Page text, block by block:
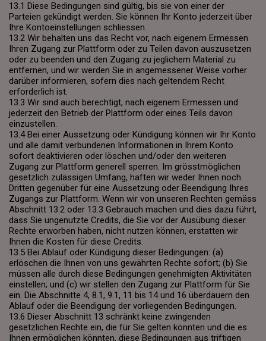
13.1 Diese Bedingungen sind gültig, bis sie von einer der
Parteien gekündigt werden. Sie können Ihr Konto jederzeit über
Ihre Kontoeinstellungen schliessen.
13.2 Wir behalten uns das Recht vor, nach eigenem Ermessen
Ihren Zugang zur Plattform oder zu Teilen davon auszusetzen
oder zu beenden und den Zugang zu jeglichem Material zu
entfernen, und wir werden Sie in angemessener Weise vorher
darüber informieren, sofern dies nach geltendem Recht
erforderlich ist.
13.3 Wir sind auch berechtigt, nach eigenem Ermessen und
jederzeit den Betrieb der Plattform oder eines Teils davon
einzustellen.
13.4 Bei einer Aussetzung oder Kündigung können wir Ihr Konto
und alle damit verbundenen Informationen in Ihrem Konto
sofort deaktivieren oder löschen und/oder den weiteren
Zugang zur Plattform generell sperren. Im grösstmöglichen
gesetzlich zulässigen Umfang, haften wir weder Ihnen noch
Dritten gegenüber für eine Aussetzung oder Beendigung Ihres
Zugangs zur Plattform. Wenn wir von unseren Rechten gemäss
Abschnitt 13.2 oder 13.3 Gebrauch machen und dies dazu führt,
dass Sie ungenutzte Credits, die Sie vor der Ausübung dieser
Rechte erworben haben, nicht nutzen können, erstatten wir
Ihnen die Kosten für diese Credits.
13.5 Bei Ablauf oder Kündigung dieser Bedingungen: (a)
erlöschen die Ihnen von uns gewährten Rechte sofort; (b) Sie
müssen alle durch diese Bedingungen genehmigten Aktivitäten
einstellen; und (c) wir stellen den Zugang zur Plattform für Sie
ein. Die Abschnitte 4, 8.1, 9.1, 11 bis 14 und 16 überdauern den
Ablauf oder die Beendigung der vorliegenden Bedingungen.
13.6 Dieser Abschnitt 13 schränkt keine zwingenden
gesetzlichen Rechte ein, die für Sie gelten könnten und die es
Ihnen ermöglichen könnten, diese Bedingungen aus triftigen